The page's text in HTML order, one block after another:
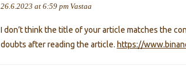
26.6.2023 at 6:59 pm Vastaa
I don’t think the title of your article matches the
doubts after reading the article. https://